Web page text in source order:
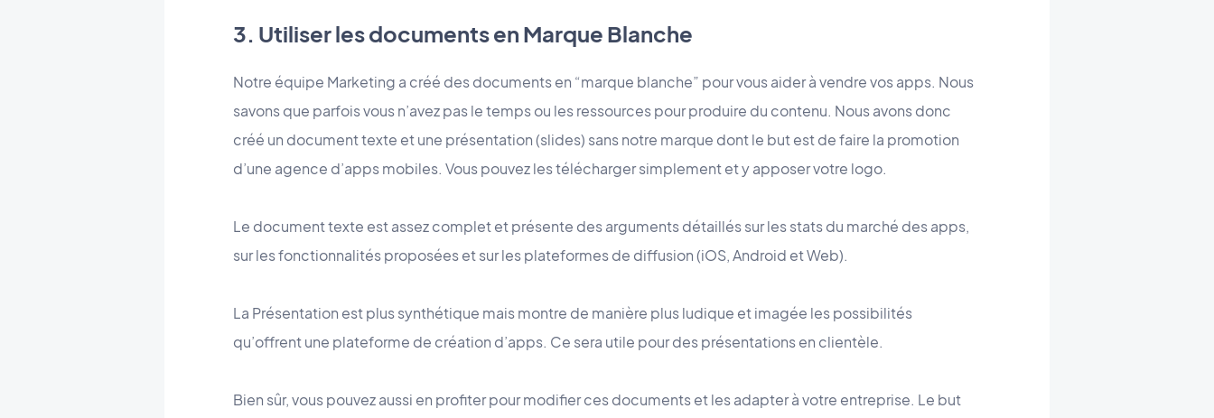
3. Utiliser les documents en Marque Blanche
Notre équipe Marketing a créé des documents en “marque blanche” pour vous aider à vendre vos apps. Nous
savons que parfois vous n’avez pas le temps ou les ressources pour produire du contenu. Nous avons donc
créé un document texte et une présentation (slides) sans notre marque dont le but est de faire la promotion
d’une agence d’apps mobiles. Vous pouvez les télécharger simplement et y apposer votre logo.
Le document texte est assez complet et présente des arguments détaillés sur les stats du marché des apps,
sur les fonctionnalités proposées et sur les plateformes de diffusion (iOS, Android et Web).
La Présentation est plus synthétique mais montre de manière plus ludique et imagée les possibilités
qu’offrent une plateforme de création d’apps. Ce sera utile pour des présentations en clientèle.
Bien sûr, vous pouvez aussi en profiter pour modifier ces documents et les adapter à votre entreprise. Le but